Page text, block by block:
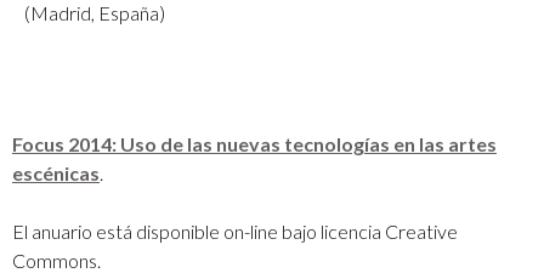
(Madrid, España)
Focus 2014: Uso de las nuevas tecnologías en las artes
escénicas
El anuario está disponible on-line bajo licencia Creative
Commons.